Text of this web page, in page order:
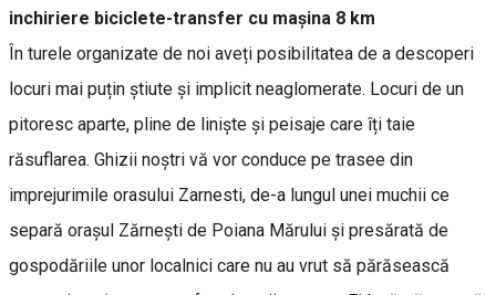
inchiriere biciclete-transfer cu mașina 8 km
În turele organizate de noi aveți posibilitatea de a descoperi
locuri mai puțin știute și implicit neaglomerate. Locuri de un
pitoresc aparte, pline de liniște și peisaje care îți taie
răsuflarea. Ghizii noștri vă vor conduce pe trasee din
imprejurimile orasului Zarnesti, de-a lungul unei muchii ce
separă orașul Zărnești de Poiana Mărului și presărată de
gospodăriile unor localnici care nu au vrut să părăsească